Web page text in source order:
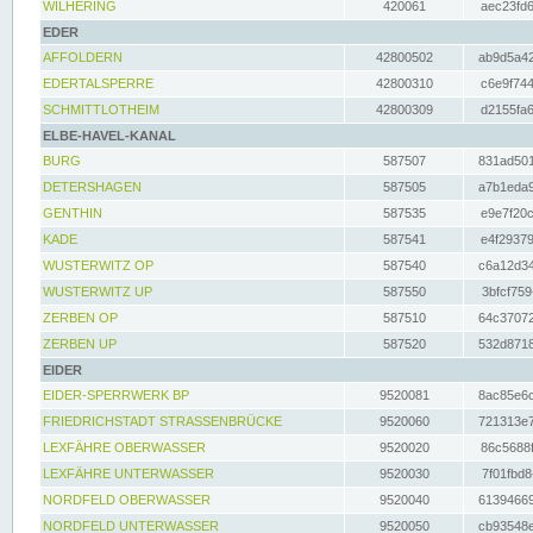
WILHERING 420061
EDER
AFFOLDERN
42800502
EDERTALSPERRE
42800310
SCHMITTLOTHEIM
42800309
ELBE-HAVEL-KANAL
BURG
587507
DETERSHAGEN
587505
GENTHIN
587535
KADE
587541
WUSTERWITZ OP
587540
WUSTERWITZ UP
587550
ZERBEN OP
587510
ZERBEN UP
587520
EIDER
EIDER-SPERRWERK BP
9520081
FRIEDRICHSTADT STRASSENBRÜCKE
9520060
LEXFÄHRE OBERWASSER
9520020
LEXFÄHRE UNTERWASSER
9520030
NORDFELD OBERWASSER
9520040
NORDFELD UNTERWASSER
9520050